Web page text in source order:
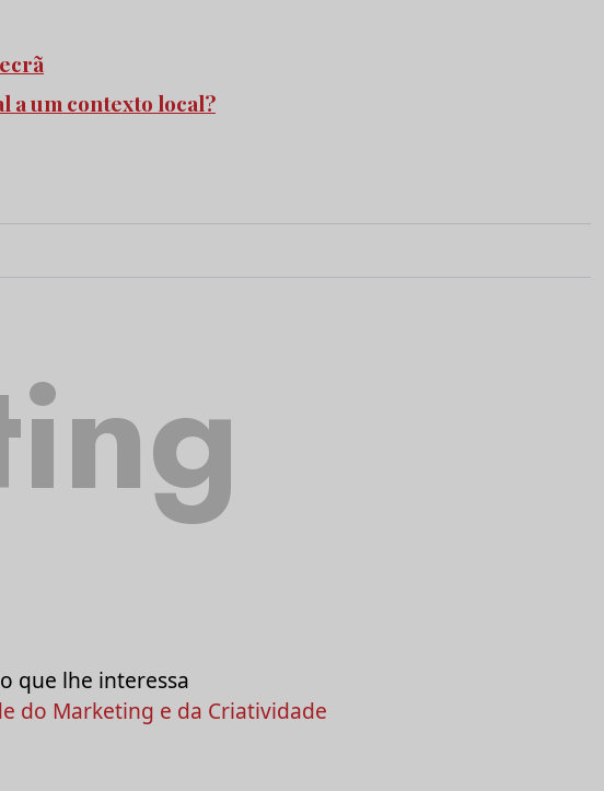
a um contexto local?
que lhe interessa
do Marketing e da Criatividade